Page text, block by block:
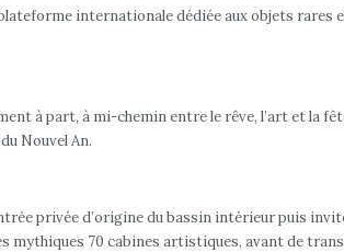
internationale dédiée aux objets rares
à part, à mi-chemin entre le rêve, l’art et la
Nouvel An.
privée d’origine du bassin intérieur puis
70 cabines artistiques, avant de